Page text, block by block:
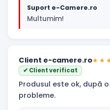
Suport e-Camere.ro
Multumim!
Client e-camere.ro
✔ Client verificat
Produsul este ok, după
probleme.